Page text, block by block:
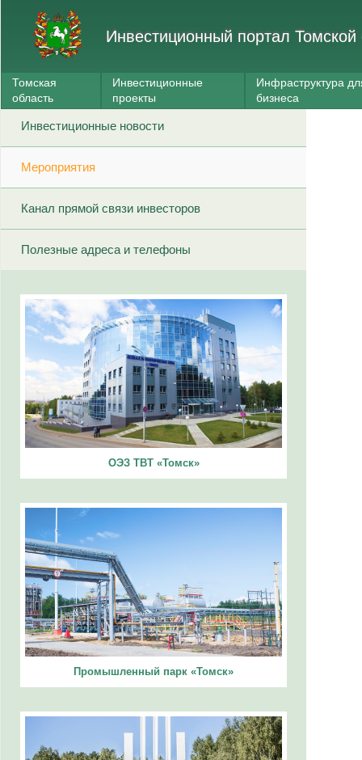
Инвестиционный портал Томской
Томская
область
Инвестиционные
проекты
Инфраструктура
бизнеса
Инвестиционные новости
Мероприятия
Канал прямой связи инвесторов
Полезные адреса и телефоны
ОЭЗ ТВТ «Томск»
Промышленный парк «Томск»